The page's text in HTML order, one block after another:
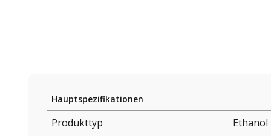
Hauptspezifikationen
Produkttyp